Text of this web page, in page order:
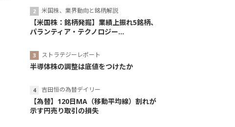
米国株、業界動向と銘柄解説
【米国株：銘柄発掘】業績上振れ5銘柄、
パランティア・テクノロジー...
ストラテジーレポート
半導体株の調整は底値をつけたか
吉田恒の為替デイリー
【為替】120日MA（移動平均線）割れが
示す円売り取引の損失